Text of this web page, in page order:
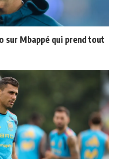
sur Mbappé qui prend tout